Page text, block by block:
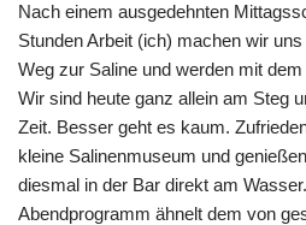
Nach einem ausgedehnten
Stunden Arbeit (ich) machen wir
Weg zur Saline und werden mit
Wir sind heute ganz allein am Steg
Zeit. Besser geht es kaum.
kleine Salinenmuseum und
diesmal in der Bar direkt am
Abendprogramm ähnelt dem von